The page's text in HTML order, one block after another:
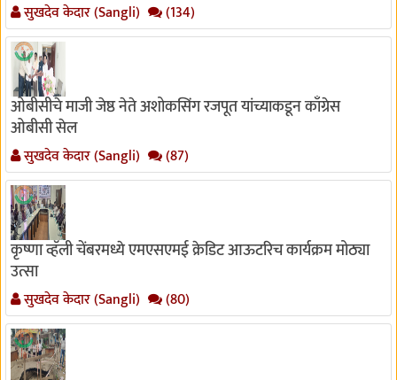
सुखदेव केदार (Sangli) (134)
ओबीसीचे माजी जेष्ठ नेते अशोकसिंग रजपूत यांच्याकडून काँग्रेस
ओबीसी सेल
सुखदेव केदार (Sangli) (87)
कृष्णा व्हॅली चेंबरमध्ये एमएसएमई क्रेडिट आऊटरिच कार्यक्रम मोठ्या
उत्सा
सुखदेव केदार (Sangli) (80)